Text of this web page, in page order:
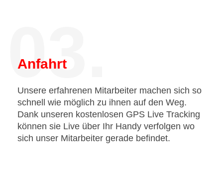
03.
Anfahrt
Unsere erfahrenen Mitarbeiter machen sich so
schnell wie möglich zu ihnen auf den Weg.
Dank unseren kostenlosen GPS Live Tracking
können sie Live über Ihr Handy verfolgen wo
sich unser Mitarbeiter gerade befindet.